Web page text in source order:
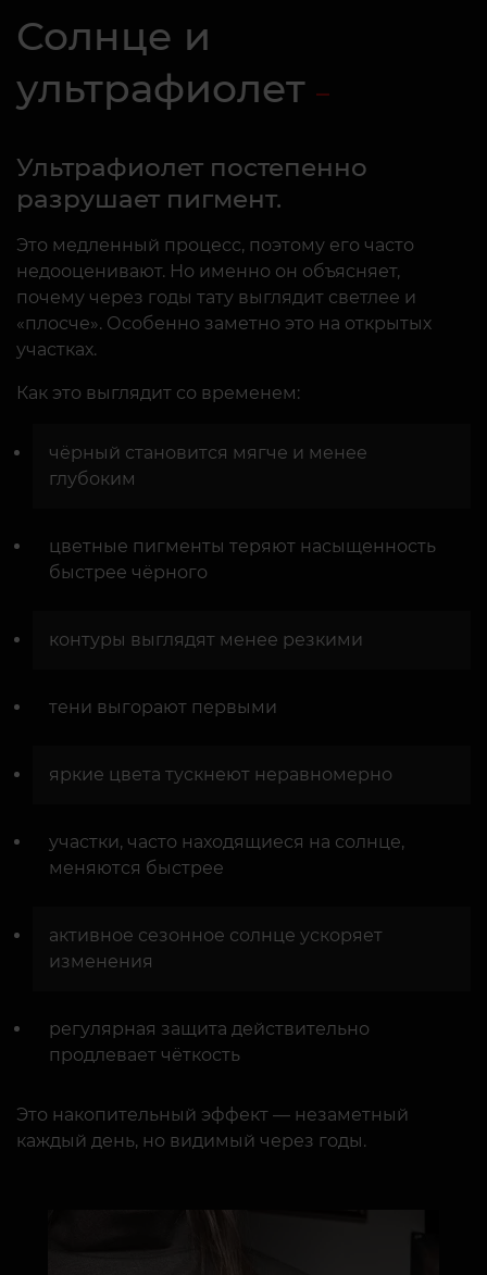
Солнце и
ультрафиолет
Ультрафиолет постепенно
разрушает пигмент.
Это медленный процесс, поэтому его часто
недооценивают. Но именно он объясняет,
почему через годы тату выглядит светлее и
«плосче». Особенно заметно это на открытых
участках.
Как это выглядит со временем:
чёрный становится мягче и менее
глубоким
цветные пигменты теряют насыщенность
быстрее чёрного
контуры выглядят менее резкими
тени выгорают первыми
яркие цвета тускнеют неравномерно
участки, часто находящиеся на солнце,
меняются быстрее
активное сезонное солнце ускоряет
изменения
регулярная защита действительно
продлевает чёткость
Это накопительный эффект — незаметный
каждый день, но видимый через годы.